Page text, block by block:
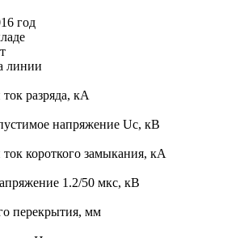
год
линии
разряда, кА
напряжение Uc, кВ
короткого замыкания, кА
1.2/50 мкс, кВ
перекрытия, мм